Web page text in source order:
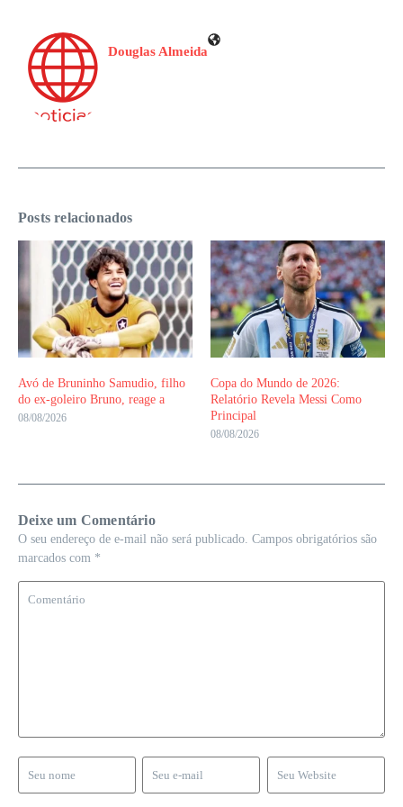
Douglas Almeida
Posts relacionados
Avó de Bruninho Samudio, filho
do ex-goleiro Bruno, reage a
08/08/2026
Copa do Mundo de 2026:
Relatório Revela Messi Como
Principal
08/08/2026
Deixe um Comentário
O seu endereço de e-mail não será publicado. Campos obrigatórios são
marcados com *